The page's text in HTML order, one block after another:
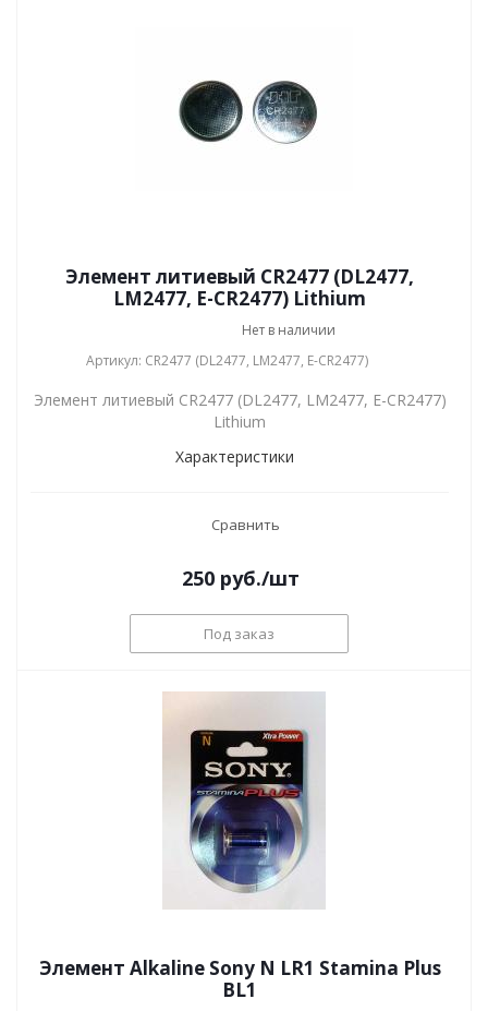
Элемент литиевый CR2477 (DL2477,
LM2477, E-CR2477) Lithium
Нет в наличии
Артикул: CR2477 (DL2477, LM2477, E-CR2477)
Элемент литиевый CR2477 (DL2477, LM2477, E-CR2477)
Lithium
Характеристики
Сравнить
250руб./шт
Под заказ
Элемент Alkaline Sony N LR1 Stamina Plus
BL1